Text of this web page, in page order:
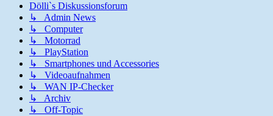
Dölli`s Diskussionsforum
↳ Admin News
↳ Computer
↳ Motorrad
↳ PlayStation
↳ Smartphones und Accessories
↳ Videoaufnahmen
↳ WAN IP-Checker
↳ Archiv
↳ Off-Topic